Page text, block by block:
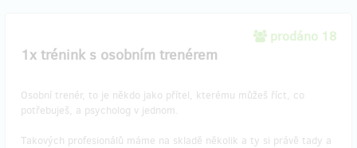
prodáno 18
1x trénink s osobním trenérem
Osobní trenér, to je někdo jako přítel, kterému můžeš říct, co
potřebuješ, a psycholog v jednom.
Takových profesionálů máme na skladě několik a ty si právě tady a